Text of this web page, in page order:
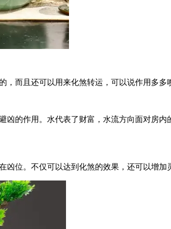
而且还可以用来化煞转运，可以说作用多多
的作用。水代表了财富，水流方向面对房
位。不仅可以达到化煞的效果，还可以增加